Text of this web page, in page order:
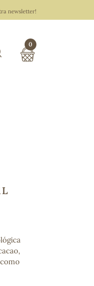
newsletter!
0